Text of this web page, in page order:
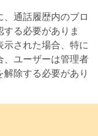
通話履歴内のブロ
る必要がありま
された場合、特に
、ユーザーは管理者
除する必要があり